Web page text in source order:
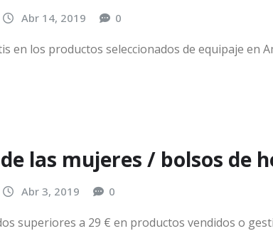
Abr 14, 2019 0
en los productos seleccionados de equipaje en
las mujeres / bolsos de
Abr 3, 2019 0
superiores a 29 € en productos vendidos o